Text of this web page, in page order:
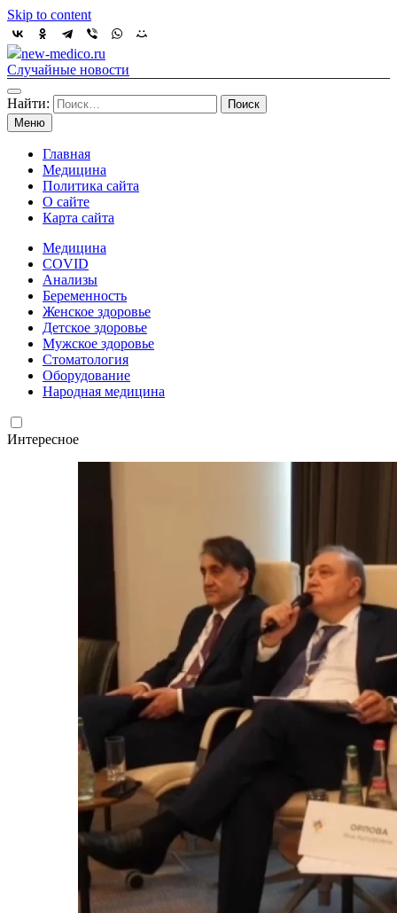
Skip to content
new-medico.ru
Случайные новости
Найти:
Меню
Главная
Медицина
Политика сайта
О сайте
Карта сайта
Медицина
COVID
Анализы
Беременность
Женское здоровье
Детское здоровье
Мужское здоровье
Стоматология
Оборудование
Народная медицина
Интересное